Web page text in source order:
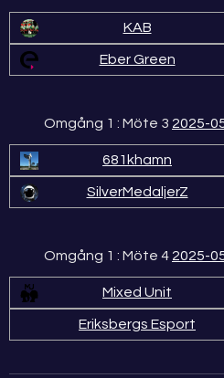
KAB
Eber Green
Omgång 1 : Möte 3 2025-
681khamn
SilverMedaljerZ
Omgång 1 : Möte 4 2025-
Mixed Unit
Eriksbergs Esport